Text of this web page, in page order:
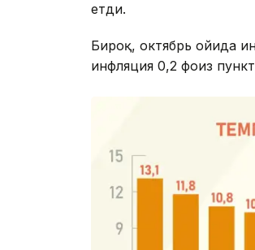
етди.
Бироқ, октябрь ойида
инфляция 0,2 фоиз